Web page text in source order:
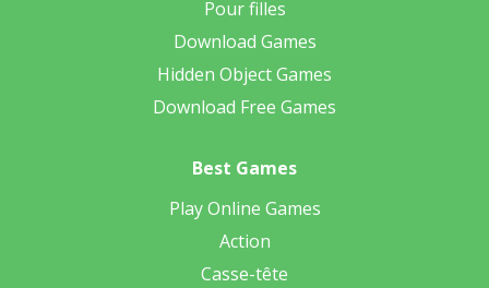
Pour filles
Download Games
Hidden Object Games
Download Free Games
Best Games
Play Online Games
Action
Casse-tête